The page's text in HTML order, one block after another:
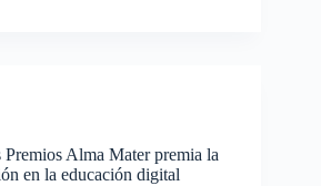
Alma Mater premia la
en la educación digital